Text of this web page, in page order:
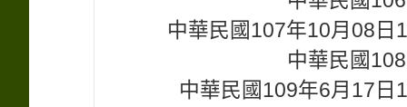
中華民國107年10月08日
中華民國
中華民國109年6月17日